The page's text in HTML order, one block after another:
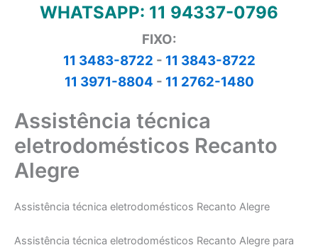
WHATSAPP: 11 94337-0796
FIXO:
11 3483-8722 - 11 3843-8722
11 3971-8804 - 11 2762-1480
Assistência técnica
eletrodomésticos Recanto
Alegre
Assistência técnica eletrodomésticos Recanto Alegre
Assistência técnica eletrodomésticos Recanto Alegre para